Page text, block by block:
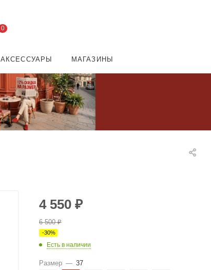
0
АКСЕССУАРЫ МАГАЗИНЫ
4 550 ₽
6 500₽
-30%
Есть в наличии
Размер — 37